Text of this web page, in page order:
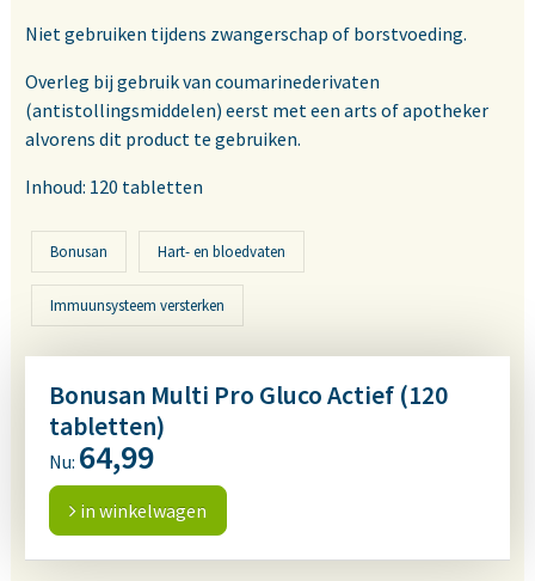
Niet gebruiken tijdens zwangerschap of borstvoeding.
Overleg bij gebruik van coumarinederivaten
(antistollingsmiddelen) eerst met een arts of apotheker
alvorens dit product te gebruiken.
Inhoud: 120 tabletten
Bonusan Hart- en bloedvaten
Immuunsysteem versterken
Bonusan Multi Pro Gluco Actief (120
tabletten)
Nu: 64,99
in winkelwagen